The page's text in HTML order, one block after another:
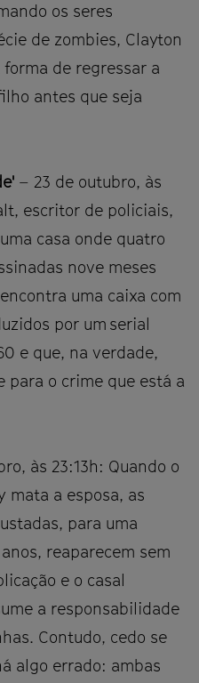
os seres
de zombies, Clayton
de regressar a
antes que seja
– 23 de outubro, às
escritor de policiais,
casa onde quatro
nove meses
uma caixa com
por um serial
e que, na verdade,
para o crime que está a
às 23:13h: Quando o
mata a esposa, as
para uma
reaparecem sem
e o casal
a responsabilidade
Contudo, cedo se
algo errado: ambas